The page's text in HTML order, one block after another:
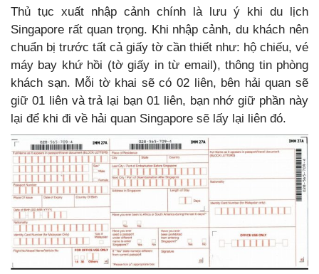
Thủ tục xuất nhập cảnh chính là lưu ý khi du lịch
Singapore rất quan trọng. Khi nhập cảnh, du khách nên
chuẩn bị trước tất cả giấy tờ cần thiết như: hộ chiếu, vé
máy bay khứ hồi (tờ giấy in từ email), thông tin phòng
khách sạn. Mỗi tờ khai sẽ có 02 liên, bên hải quan sẽ
giữ 01 liên và trả lại bạn 01 liên, bạn nhớ giữ phần này
lại để khi đi về hải quan Singapore sẽ lấy lại liên đó.